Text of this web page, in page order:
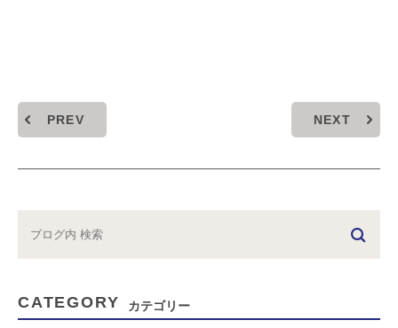
PREV NEXT
CATEGORY カテゴリー